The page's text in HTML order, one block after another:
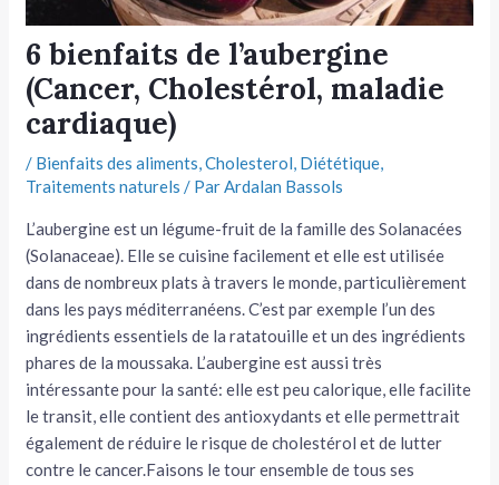
6 bienfaits de l’aubergine
(Cancer, Cholestérol, maladie
cardiaque)
/ Bienfaits des aliments,Cholesterol, Diététique,
Traitements naturels / ParArdalan Bassols
L’aubergine est un légume-fruit de la famille des Solanacées
(Solanaceae). Elle se cuisine facilement et elle est utilisée
dans de nombreux plats à travers le monde, particulièrement
dans les pays méditerranéens. C’est par exemple l’un des
ingrédients essentiels de la ratatouille et un des ingrédients
phares de la moussaka. L’aubergine est aussi très
intéressante pour la santé: elle est peu calorique, elle facilite
le transit, elle contient des antioxydants et elle permettrait
également de réduire le risque de cholestérol et de lutter
contre le cancer.Faisons le tour ensemble de tous ses